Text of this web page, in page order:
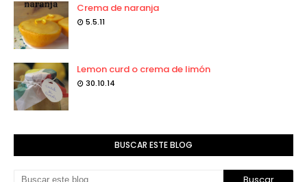
Crema de naranja
5.5.11
Lemon curd o crema de limón
30.10.14
BUSCAR ESTE BLOG